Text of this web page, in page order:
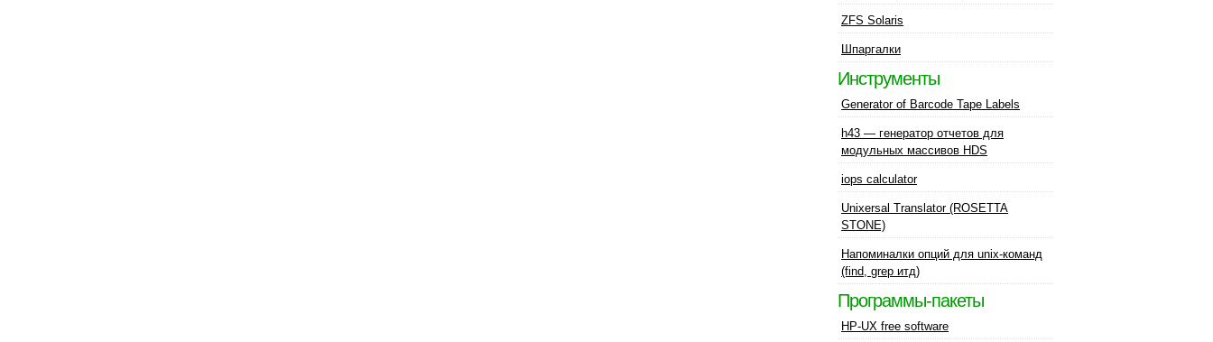
ZFS Solaris
Шпаргалки
Инструменты
Generator of Barcode Tape Labels
h43 — генератор отчетов для
модульных массивов HDS
iops calculator
Unixersal Translator (ROSETTA
STONE)
Напоминалки опций для unix-команд
(find, grep итд)
Программы-пакеты
HP-UX free software